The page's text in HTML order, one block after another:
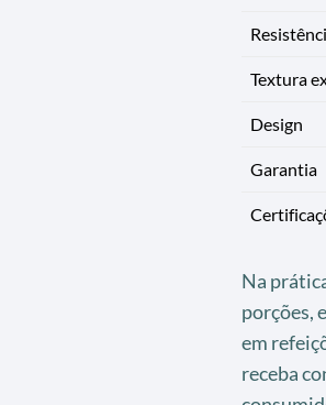
Textura
Design
Garantia
Na
porções,
em
receba